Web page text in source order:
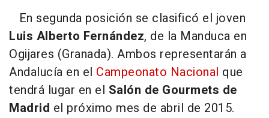
En segunda posición se clasificó el joven
Luis Alberto Fernández, de la Manduca en
Ogijares (Granada). Ambos representarán a
Andalucía en el Campeonato Nacional que
tendrá lugar en el Salón de Gourmets de
Madrid el próximo mes de abril de 2015.